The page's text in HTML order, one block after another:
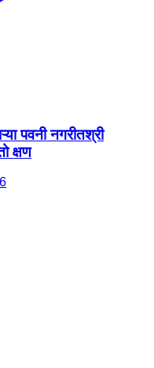
पवनी नगरीतश्री
क्षण